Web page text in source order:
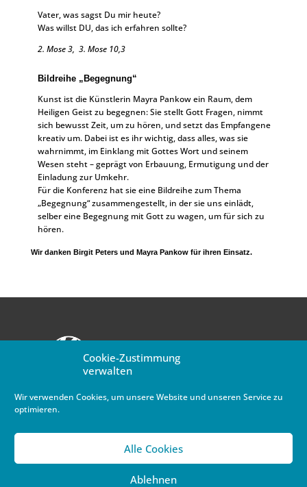
Cookie-Zustimmung
verwalten
Wir verwenden Cookies, um unsere Website und unseren Service zu
optimieren.
Alle Cookies
Ablehnen
Vater, was sagst Du mir heute?
Was willst DU, das ich erfahren sollte?
2. Mose 3, 3. Mose 10,3
Bildreihe „Begegnung“
Kunst ist die Künstlerin Mayra Pankow ein Raum, dem
Heiligen Geist zu begegnen: Sie stellt Gott Fragen, nimmt
sich bewusst Zeit, um zu hören, und setzt das Empfangene
kreativ um. Dabei ist es ihr wichtig, dass alles, was sie
wahrnimmt, im Einklang mit Gottes Wort und seinem
Wesen steht – geprägt von Erbauung, Ermutigung und der
Einladung zur Umkehr.
Für die Konferenz hat sie eine Bildreihe zum Thema
„Begegnung“ zusammengestellt, in der sie uns einlädt,
selber eine Begegnung mit Gott zu wagen, um für sich zu
hören.
Wir danken Birgit Peters und Mayra Pankow für ihren Einsatz.
MV-Newsletter abonnieren